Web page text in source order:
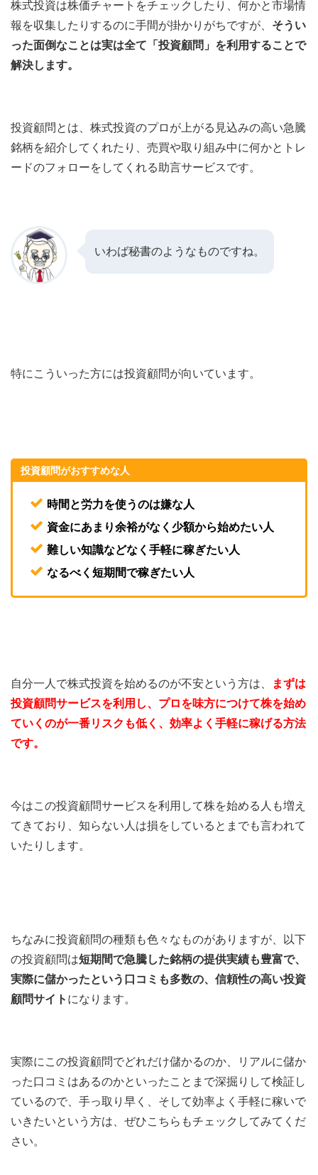
株式投資は株価チャートをチェックしたり、何かと市場情
報を収集したりするのに手間が掛かりがちですが、 そうい
った面倒なことは実は全て「投資顧問」を利用することで
解決します。
投資顧問とは、株式投資のプロが上がる見込みの高い急騰
銘柄を紹介してくれたり、売買や取り組み中に何かとトレ
ードのフォローをしてくれる助言サービスです。
いわば秘書のようなものですね。
特にこういった方には投資顧問が向いています。
投資顧問がおすすめな人
時間と労力を使うのは嫌な人
資金にあまり余裕がなく少額から始めたい人
難しい知識などなく手軽に稼ぎたい人
なるべく短期間で稼ぎたい人
自分一人で株式投資を始めるのが不安という方は、
まずは
投資顧問サービスを利用し、プロを味方につけて株を始め
ていくのが一番リスクも低く、効率よく手軽に稼げる方法
です。
今はこの投資顧問サービスを利用して株を始める人も増え
てきており、知らない人は損をしているとまでも言われて
いたりします。
ちなみに投資顧問の種類も色々なものがありますが、以下
の投資顧問は短期間で急騰した銘柄の提供実績も豊富で、
実際に儲かったという口コミも多数の、信頼性の高い投資
顧問サイト になります。
実際にこの投資顧問でどれだけ儲かるのか、リアルに儲か
った口コミはあるのかといったことまで深掘りして検証し
ているので、手っ取り早く、そして効率よく手軽に稼いで
いきたいという方は、ぜひこちらもチェックしてみてくだ
さい。